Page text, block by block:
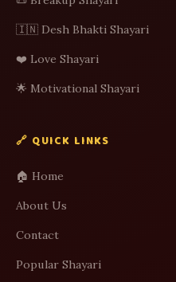
🇮🇳 Desh Bhakti Shayari
❤️ Love Shayari
🌟 Motivational Shayari
🔗 QUICK LINKS
🏠 Home
About Us
Contact
Popular Shayari